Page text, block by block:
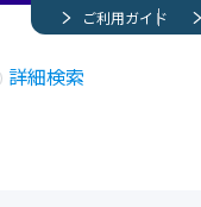
ご利用ガイド
詳細検索